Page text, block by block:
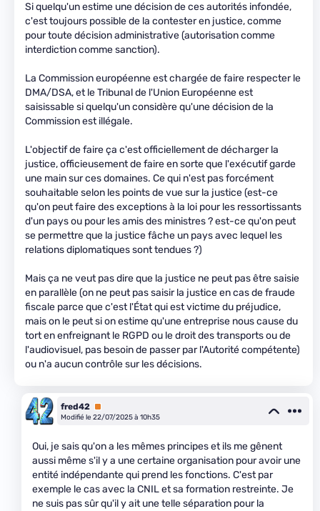
Si quelqu'un estime une décision de ces autorités infondée,
c'est toujours possible de la contester en justice, comme
pour toute décision administrative (autorisation comme
interdiction comme sanction).
La Commission européenne est chargée de faire respecter le
DMA/DSA, et le Tribunal de l'Union Européenne est
saisissable si quelqu'un considère qu'une décision de la
Commission est illégale.
L'objectif de faire ça c'est officiellement de décharger la
justice, officieusement de faire en sorte que l'exécutif garde
une main sur ces domaines. Ce qui n'est pas forcément
souhaitable selon les points de vue sur la justice (est-ce
qu'on peut faire des exceptions à la loi pour les ressortissants
d'un pays ou pour les amis des ministres ? est-ce qu'on peut
se permettre que la justice fâche un pays avec lequel les
relations diplomatiques sont tendues ?)
Mais ça ne veut pas dire que la justice ne peut pas être saisie
en parallèle (on ne peut pas saisir la justice en cas de fraude
fiscale parce que c'est l'État qui est victime du préjudice,
mais on le peut si on estime qu'une entreprise nous cause du
tort en enfreignant le RGPD ou le droit des transports ou de
l'audiovisuel, pas besoin de passer par l'Autorité compétente)
ou n'a aucun contrôle sur les décisions.
fred42 Premium
Modifié le 22/07/2025 à 10h35
Oui, je sais qu'on a les mêmes principes et ils me gênent
aussi même s'il y a une certaine organisation pour avoir une
entité indépendante qui prend les fonctions. C'est par
exemple le cas avec la CNIL et sa formation restreinte. Je
ne suis pas sûr qu'il y ait une telle séparation pour la